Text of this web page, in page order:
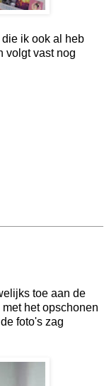
ik ook al heb
volgt vast nog
toe aan de
het opschonen
foto's zag